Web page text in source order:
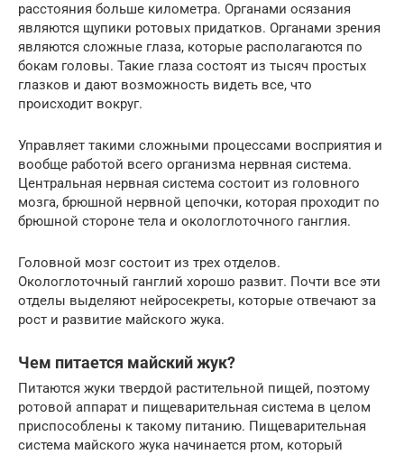
расстояния больше километра. Органами осязания
являются щупики ротовых придатков. Органами зрения
являются сложные глаза, которые располагаются по
бокам головы. Такие глаза состоят из тысяч простых
глазков и дают возможность видеть все, что
происходит вокруг.
Управляет такими сложными процессами восприятия и
вообще работой всего организма нервная система.
Центральная нервная система состоит из головного
мозга, брюшной нервной цепочки, которая проходит по
брюшной стороне тела и окологлоточного ганглия.
Головной мозг состоит из трех отделов.
Окологлоточный ганглий хорошо развит. Почти все эти
отделы выделяют нейросекреты, которые отвечают за
рост и развитие майского жука.
Чем питается майский жук?
Питаются жуки твердой растительной пищей, поэтому
ротовой аппарат и пищеварительная система в целом
приспособлены к такому питанию. Пищеварительная
система майского жука начинается ртом, который